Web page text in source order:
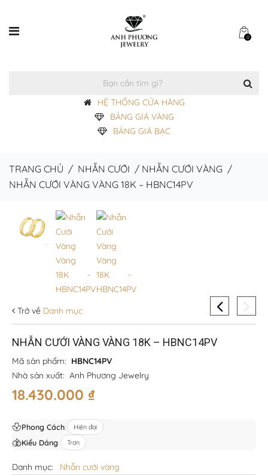
0
HỆ THỐNG CỬA HÀNG
BẢNG GIÁ VÀNG
BẢNG GIÁ BẠC
TRANG CHỦ / NHẪN CƯỚI / NHẪN CƯỚI VÀNG /
NHẪN CƯỚI VÀNG VÀNG 18K – HBNC14PV
Trở về Danh mục
NHẪN CƯỚI VÀNG VÀNG 18K – HBNC14PV
Mã sản phẩm: HBNC14PV
Nhà sản xuất: Anh Phương Jewelry
18.430.000 ₫
Phong Cách: Hiện đại
Kiểu Dáng: Trơn
Danh mục:
Nhẫn cưới vàng